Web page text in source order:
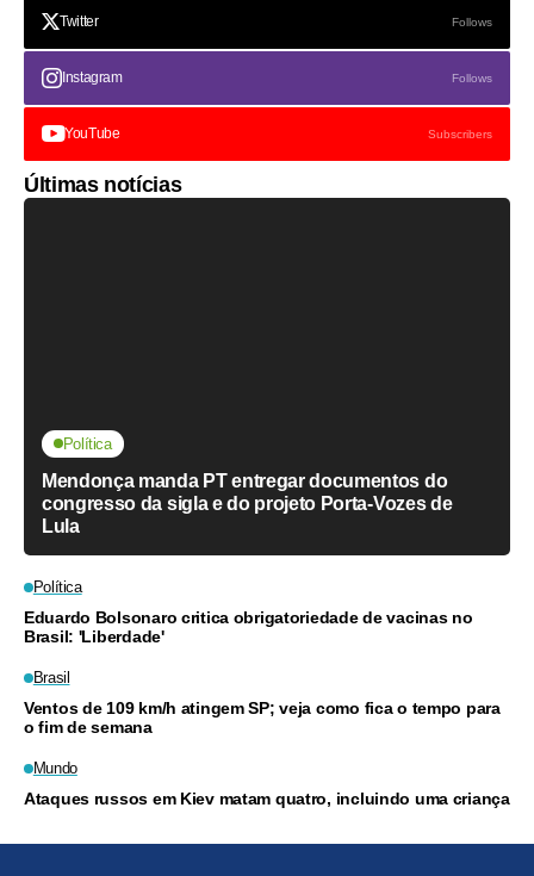
Twitter Follows
Instagram Follows
YouTube Subscribers
Últimas notícias
Política
Mendonça manda PT entregar documentos do
congresso da sigla e do projeto Porta-Vozes de
Lula
Política
Eduardo Bolsonaro critica obrigatoriedade de vacinas no
Brasil: 'Liberdade'
Brasil
Ventos de 109 km/h atingem SP; veja como fica o tempo para
o fim de semana
Mundo
Ataques russos em Kiev matam quatro, incluindo uma criança